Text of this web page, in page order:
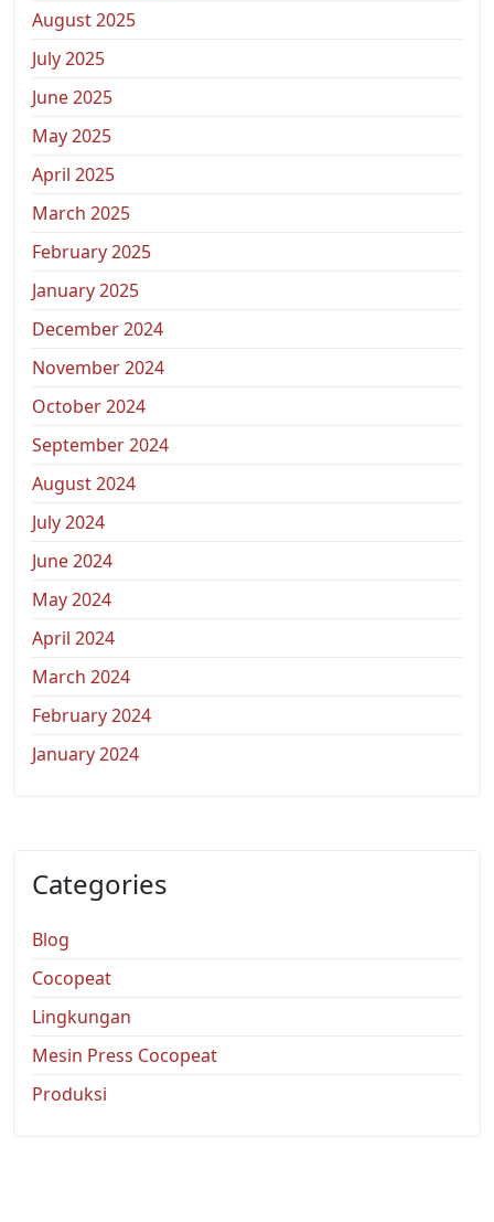
August 2025
July 2025
June 2025
May 2025
April 2025
March 2025
February 2025
January 2025
December 2024
November 2024
October 2024
September 2024
August 2024
July 2024
June 2024
May 2024
April 2024
March 2024
February 2024
January 2024
Categories
Blog
Cocopeat
Lingkungan
Mesin Press Cocopeat
Produksi